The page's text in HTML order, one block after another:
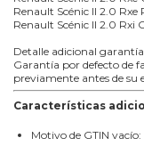
Renault Scénic II 2.0 Rxe
Renault Scénic II 2.0 Rxi
Detalle adicional
Garantía por defecto de
previamente antes de su
Características
Motivo de GTIN